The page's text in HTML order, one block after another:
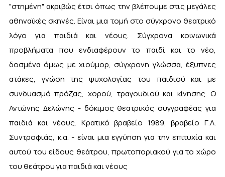
"στημένη" ακριβώς έτσι όπως την βλέπουμε στις μεγάλες
αθηναϊκές σκηνές. Είναι μια τομή στο σύγχρονο θεατρικό
λόγο για παιδιά και νέους. Σύγχρονα κοινωνικά
προβλήματα που ενδιαφέρουν το παιδί και το νέο,
δοσμένα όμως με χιούμορ, σύγχρονη γλώσσα, έξυπνες
ατάκες, γνώση της ψυχολογίας του παιδιού και με
συνδυασμό πρόζας, χορού, τραγουδιού και κίνησης. Ο
Αντώνης Δελώνης - δόκιμος θεατρικός συγγραφέας για
παιδιά και νέους. Κρατικό βραβείο 1989, βραβείο Γ.Λ.
Συντροφιάς, κ.α. - είναι μια εγγύηση για την επιτυχία και
αυτού του είδους θεάτρου, πρωτοποριακού για το χώρο
του θεάτρου για παιδιά και νέους